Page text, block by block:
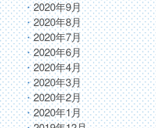
2020年9月
2020年8月
2020年7月
2020年6月
2020年4月
2020年3月
2020年2月
2020年1月